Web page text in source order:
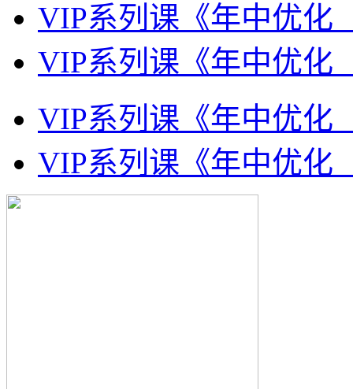
VIP系列课《年中优化
VIP系列课《年中优化
VIP系列课《年中优化
VIP系列课《年中优化